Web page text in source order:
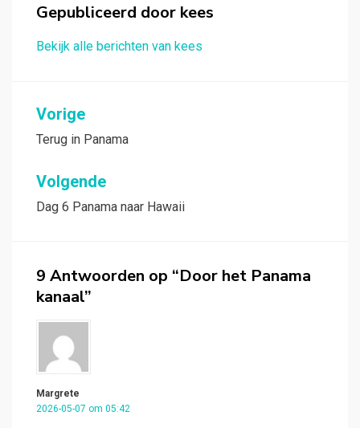
Gepubliceerd door kees
Bekijk alle berichten van kees
Bericht
navigatie
Vorige
Terug in Panama
Volgende
Dag 6 Panama naar Hawaii
9 Antwoorden op “Door het Panama
kanaal”
Margrete
2026-05-07 om 05:42